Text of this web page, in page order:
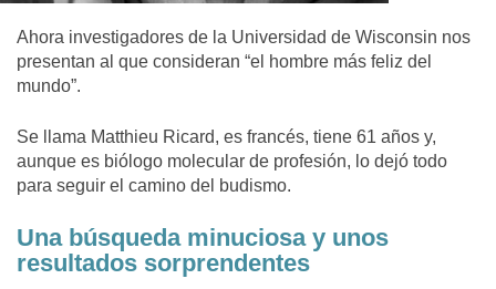
Ahora investigadores de la Universidad de Wisconsin nos
presentan al que consideran “el hombre más feliz del
mundo”.
Se llama Matthieu Ricard, es francés, tiene 61 años y,
aunque es biólogo molecular de profesión, lo dejó todo
para seguir el camino del budismo.
Una búsqueda minuciosa y unos
resultados sorprendentes